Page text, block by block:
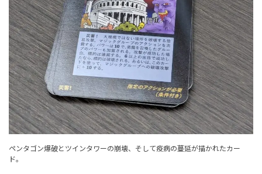
ペンタゴン爆破とツインタワーの崩壊、そして疫病の蔓延が描かれたカー
ド。